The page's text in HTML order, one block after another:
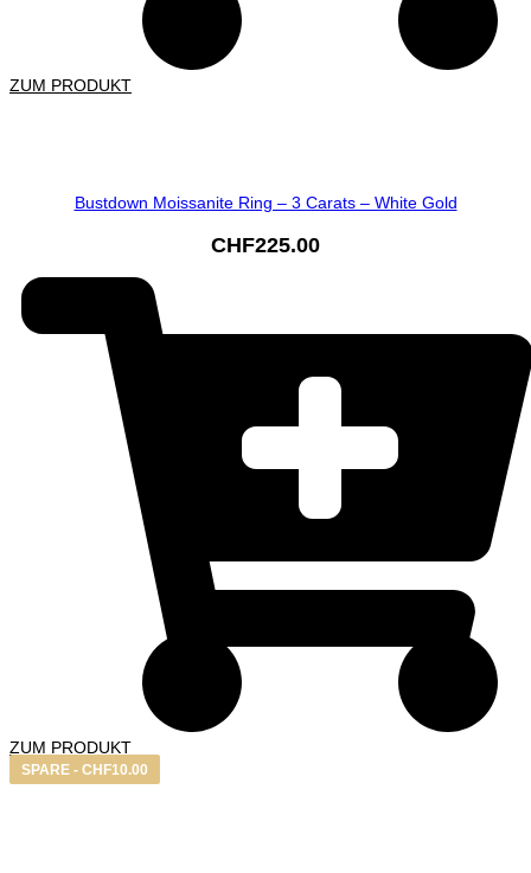
ZUM PRODUKT
Bustdown Moissanite Ring – 3 Carats – White Gold
CHF225.00
ZUM PRODUKT
SPARE - CHF10.00